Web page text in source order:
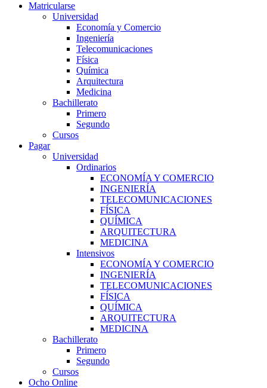
Matricularse
Universidad
Economía y Comercio
Ingeniería
Telecomunicaciones
Física
Química
Arquitectura
Medicina
Bachillerato
Primero
Segundo
Cursos
Pagar
Universidad
Ordinarios
ECONOMÍA Y COMERCIO
INGENIERÍA
TELECOMUNICACIONES
FÍSICA
QUÍMICA
ARQUITECTURA
MEDICINA
Intensivos
ECONOMÍA Y COMERCIO
INGENIERÍA
TELECOMUNICACIONES
FÍSICA
QUÍMICA
ARQUITECTURA
MEDICINA
Bachillerato
Primero
Segundo
Cursos
Ocho Online